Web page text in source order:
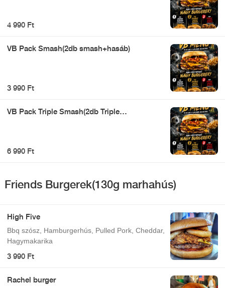
4 990 Ft
VB Pack Smash(2db smash+hasáb)
3 990 Ft
VB Pack Triple Smash(2db Triple
6 990 Ft
Friends Burgerek(130g marhahús)
High Five
Bbq szósz, Hamburgerhús, Pulled Pork, Cheddar,
Hagymakarika
3 990 Ft
Rachel burger